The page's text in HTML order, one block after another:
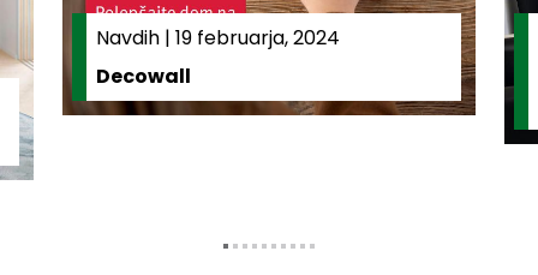
Navdih | 19 februarja, 2024
Decowall